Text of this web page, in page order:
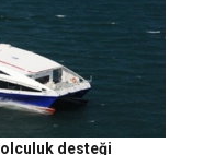
desteği